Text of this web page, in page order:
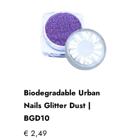
Biodegradable Urban
Nails Glitter Dust |
BGD10
€ 2,49